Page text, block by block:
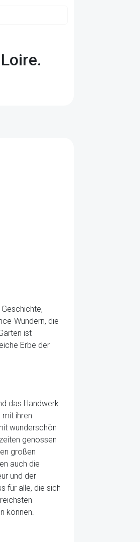
Wundern, die
ist
Erbe der
das Handwerk
ihren
wunderschön
genossen
großen
auch die
und der
für alle, die sich
können.